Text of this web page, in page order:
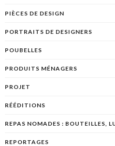
PIÈCES DE DESIGN
PORTRAITS DE DESIGNERS
POUBELLES
PRODUITS MÉNAGERS
PROJET
RÉÉDITIONS
REPAS NOMADES : BOUTEILLES,
REPORTAGES